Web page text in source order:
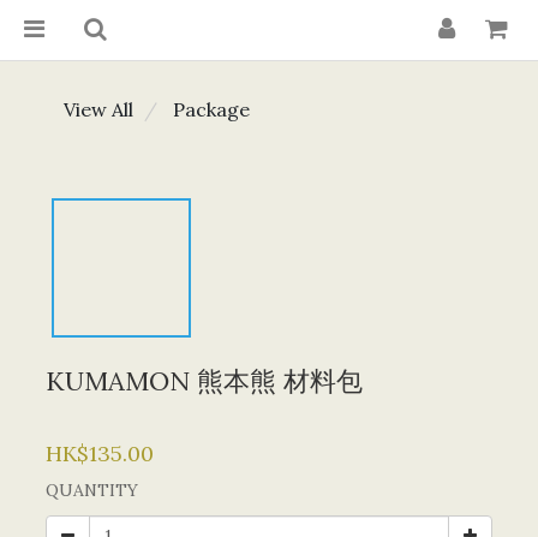
View All Package
KUMAMON 熊本熊 材料包
HK$135.00
QUANTITY